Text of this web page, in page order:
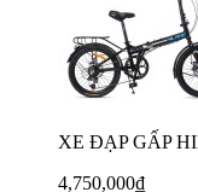
XE ĐẠP GẤP
4,750,000₫